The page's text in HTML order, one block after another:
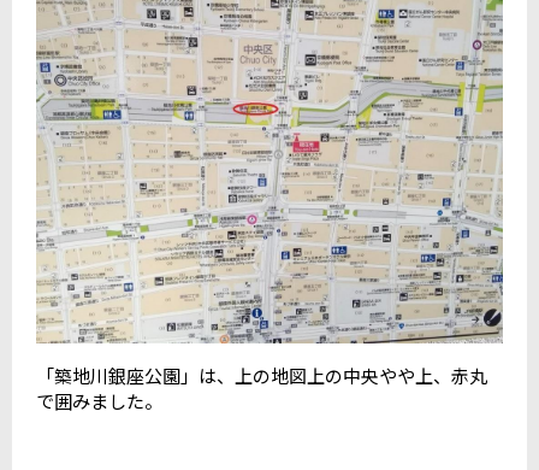
「築地川銀座公園」は、上の地図上の中央やや上、赤丸
で囲みました。